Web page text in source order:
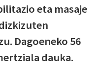
eta masaje
Dagoeneko 56
dauka.